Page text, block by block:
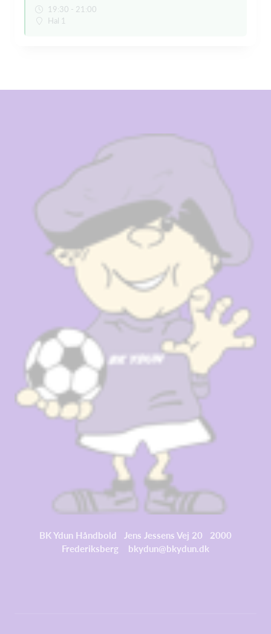
19:30 - 21:00
Hal 1
BK Ydun Håndbold Jens Jessens Vej 20 2000
Frederiksberg bkydun@bkydun.dk